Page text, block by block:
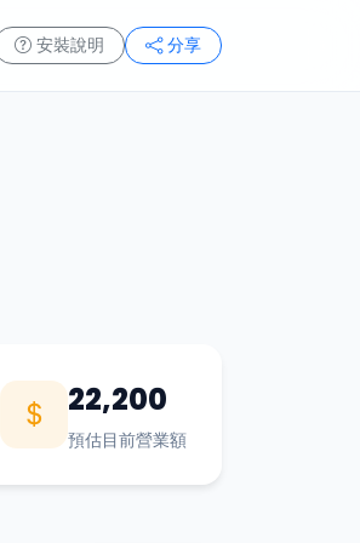
安裝說明 分享
22,200
預估目前營業額